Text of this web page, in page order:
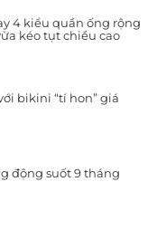
4 kiểu quần ống rộng
kéo tụt chiều cao
bikini “tí hon” giá
động suốt 9 tháng